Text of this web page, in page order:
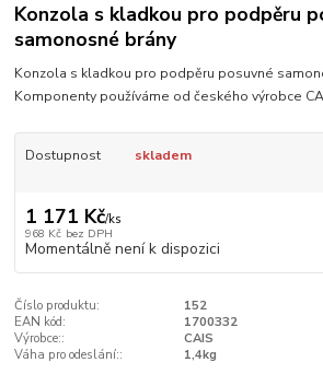
Konzola s kladkou pro podpěru
samonosné brány
Konzola s kladkou pro podpěru posuvné
Komponenty používáme od českého výrobce
Dostupnost skladem
1 171 Kč/ks
968 Kč bez DPH
Momentálně není k dispozici
Číslo produktu:
152
EAN kód:
1700332
Výrobce::
CAIS
Váha pro odeslání::
1,4kg